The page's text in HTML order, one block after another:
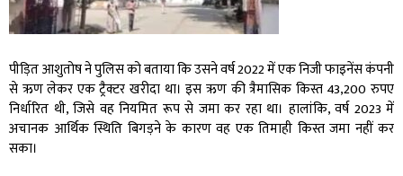
पीड़ित आशुतोष ने पुलिस को बताया कि उसने वर्ष 2022 में एक निजी फाइनेंस कंपनी
से ऋण लेकर एक ट्रैक्टर खरीदा था। इस ऋण की त्रैमासिक किस्त 43,200 रुपए
निर्धारित थी, जिसे वह नियमित रूप से जमा कर रहा था। हालांकि, वर्ष 2023 में
अचानक आर्थिक स्थिति बिगड़ने के कारण वह एक तिमाही किस्त जमा नहीं कर
सका।